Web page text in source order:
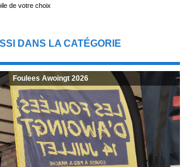
de votre choix
DANS LA CATÉGORIE
Foulees Awoingt 2026